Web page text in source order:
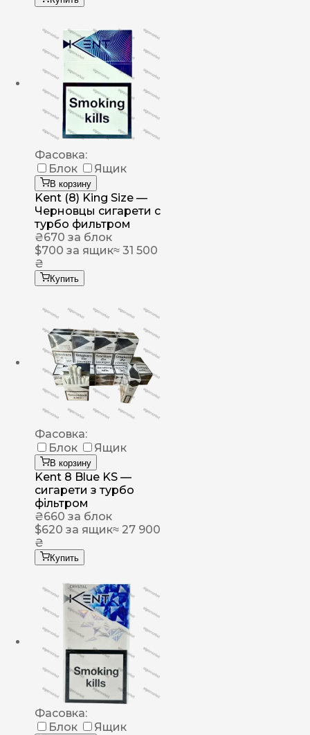
Фасовка:
Блок
Ящик
В корзину
Kent (8) King Size —
Черновцы сигарети с
турбо фильтром
₴670 за блок
$700 за ящик≈ 31 500
₴
Купить
Фасовка:
Блок
Ящик
В корзину
Kent 8 Blue KS —
сигарети з турбо
фільтром
₴660 за блок
$620 за ящик≈ 27 900
₴
Купить
Фасовка:
Блок
Ящик